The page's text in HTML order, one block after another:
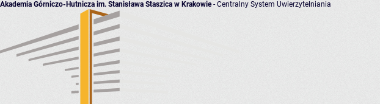
Akademia Górniczo-Hutnicza im. Stanisława Staszica w Krakowie- Centralny System Uwierzytelniania